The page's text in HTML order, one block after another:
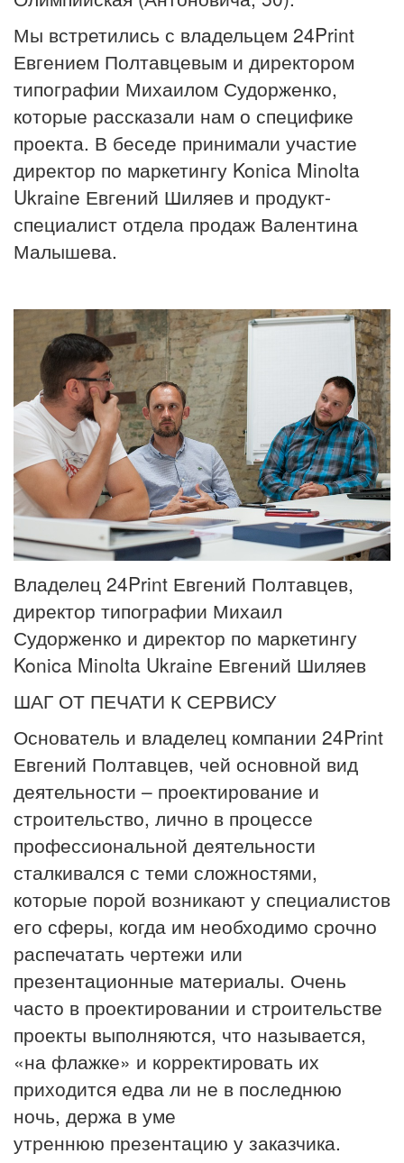
Мы встретились с владельцем 24Print
Евгением Полтавцевым и директором
типографии Михаилом Судорженко,
которые рассказали нам о специфике
проекта. В беседе принимали участие
директор по маркетингу Konica Minolta
Ukraine Евгений Шиляев и продукт-
специалист отдела продаж Валентина
Малышева.
Владелец 24Print Евгений Полтавцев,
директор типографии Михаил
Судорженко и директор по маркетингу
Konica Minolta Ukraine Евгений Шиляев
ШАГ ОТ ПЕЧАТИ К СЕРВИСУ
Основатель и владелец компании 24Print
Евгений Полтавцев, чей основной вид
деятельности – проектирование и
строительство, лично в процессе
профессиональной деятельности
сталкивался с теми сложностями,
которые порой возникают у специалистов
его сферы, когда им необходимо срочно
распечатать чертежи или
презентационные материалы. Очень
часто в проектировании и строительстве
проекты выполняются, что называется,
«на флажке» и корректировать их
приходится едва ли не в последнюю
ночь, держа в уме
утреннюю презентацию у заказчика.